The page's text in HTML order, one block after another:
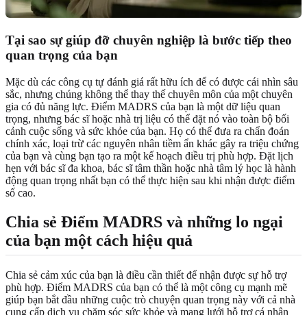
Tại sao sự giúp đỡ chuyên nghiệp là bước tiếp theo
quan trọng của bạn
Mặc dù các công cụ tự đánh giá rất hữu ích để có được cái nhìn sâu
sắc, nhưng chúng không thể thay thế chuyên môn của một chuyên
gia có đủ năng lực. Điểm MADRS của bạn là một dữ liệu quan
trọng, nhưng bác sĩ hoặc nhà trị liệu có thể đặt nó vào toàn bộ bối
cảnh cuộc sống và sức khỏe của bạn. Họ có thể đưa ra chẩn đoán
chính xác, loại trừ các nguyên nhân tiềm ẩn khác gây ra triệu chứng
của bạn và cùng bạn tạo ra một kế hoạch điều trị phù hợp. Đặt lịch
hẹn với bác sĩ đa khoa, bác sĩ tâm thần hoặc nhà tâm lý học là hành
động quan trọng nhất bạn có thể thực hiện sau khi nhận được điểm
số cao.
Chia sẻ Điểm MADRS và những lo ngại
của bạn một cách hiệu quả
Chia sẻ cảm xúc của bạn là điều cần thiết để nhận được sự hỗ trợ
phù hợp. Điểm MADRS của bạn có thể là một công cụ mạnh mẽ
giúp bạn bắt đầu những cuộc trò chuyện quan trọng này với cả nhà
cung cấp dịch vụ chăm sóc sức khỏe và mạng lưới hỗ trợ cá nhân